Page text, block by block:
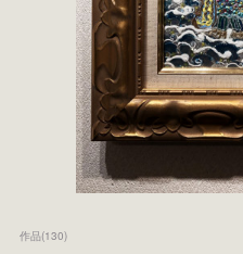
作品(130)